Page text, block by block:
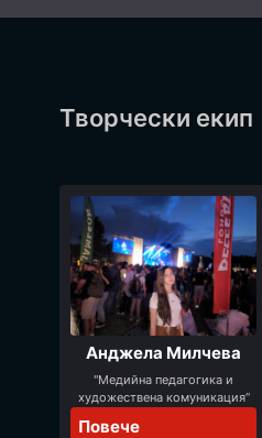
Творчески екип
Анджела Милчева
"Медийна педагогика и
художествена комуникация“
Повече